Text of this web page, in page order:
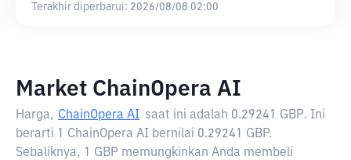
Terakhir diperbarui: 2026/08/08 02:00
Market ChainOpera AI
Harga, ChainOpera AI saat ini adalah 0.29241 GBP. Ini
berarti 1 ChainOpera AI bernilai 0.29241 GBP.
Sebaliknya, 1 GBP memungkinkan Anda membeli